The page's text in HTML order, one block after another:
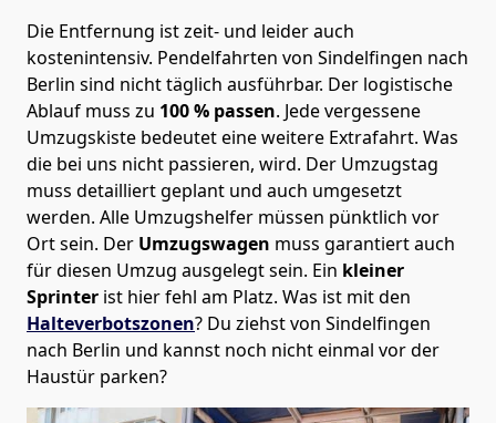
Die Entfernung ist zeit- und leider auch
kostenintensiv. Pendelfahrten von Sindelfingen nach
Berlin sind nicht täglich ausführbar. Der logistische
Ablauf muss zu 100 % passen. Jede vergessene
Umzugskiste bedeutet eine weitere Extrafahrt. Was
die bei uns nicht passieren, wird. Der Umzugstag
muss detailliert geplant und auch umgesetzt
werden. Alle Umzugshelfer müssen pünktlich vor
Ort sein. Der Umzugswagen muss garantiert auch
für diesen Umzug ausgelegt sein. Ein kleiner
Sprinter ist hier fehl am Platz. Was ist mit den
Halteverbotszonen? Du ziehst von Sindelfingen
nach Berlin und kannst noch nicht einmal vor der
Haustür parken?